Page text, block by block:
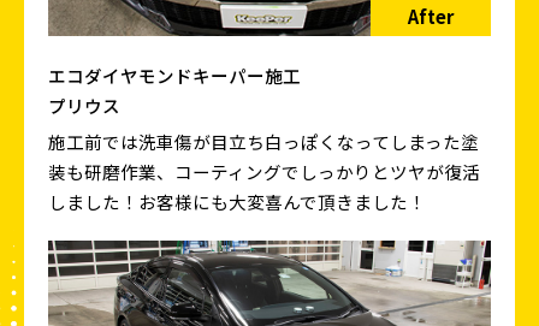
After
エコダイヤモンドキーパー施工
プリウス
施工前では洗車傷が目立ち白っぽくなってしまった塗
装も研磨作業、コーティングでしっかりとツヤが復活
しました！お客様にも大変喜んで頂きました！